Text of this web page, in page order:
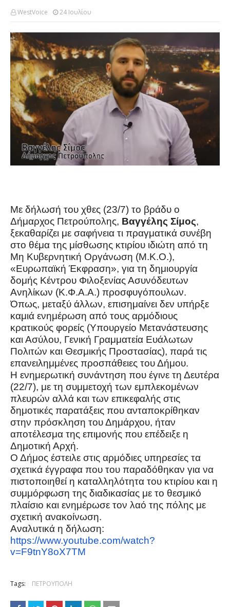
WestVoice 24 Ιουλίου
Με δήλωσή του χθες (23/7) το βράδυ ο
Δήμαρχος Πετρούπολης, Βαγγέλης Σίμος,
ξεκαθαρίζει με σαφήνεια τι πραγματικά συνέβη
στο θέμα της μίσθωσης κτιρίου ιδιώτη από τη
Μη Κυβερνητική Οργάνωση (Μ.Κ.Ο.),
«Ευρωπαϊκή Έκφραση», για τη δημιουργία
δομής Κέντρου Φιλοξενίας Ασυνόδευτων
Ανηλίκων (Κ.Φ.Α.Α.) προσφυγόπουλων.
Όπως, μεταξύ άλλων, επισημαίνει δεν υπήρξε
καμιά ενημέρωση από τους αρμόδιους
κρατικούς φορείς (Υπουργείο Μετανάστευσης
και Ασύλου, Γενική Γραμματεία Ευάλωτων
Πολιτών και Θεσμικής Προστασίας), παρά τις
επανειλημμένες προσπάθειες του Δήμου.
Η ενημερωτική συνάντηση που έγινε τη Δευτέρα
(22/7), με τη συμμετοχή των εμπλεκομένων
πλευρών αλλά και των επικεφαλής στις
δημοτικές παρατάξεις που ανταποκρίθηκαν
στην πρόσκληση του Δημάρχου, ήταν
αποτέλεσμα της επιμονής που επέδειξε η
Δημοτική Αρχή.
Ο Δήμος έστειλε στις αρμόδιες υπηρεσίες τα
σχετικά έγγραφα που του παραδόθηκαν για να
πιστοποιηθεί η καταλληλότητα του κτιρίου και η
συμμόρφωση της διαδικασίας με το θεσμικό
πλαίσιο και ενημέρωσε τον λαό της πόλης με
σχετική ανακοίνωση.
Αναλυτικά η δήλωση:
https://www.youtube.com/watch?
v=F9tnY8oX7TM
Tags: ΠΕΤΡΟΥΠΟΛΗ